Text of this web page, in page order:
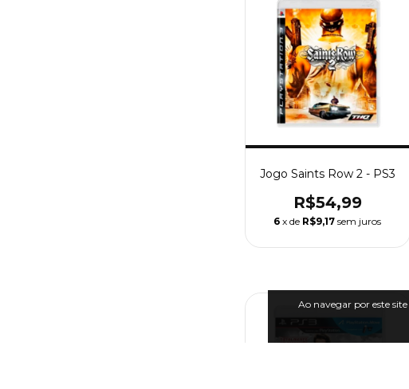
Ao navegar por este site
Jogo Saints Row 2 - PS3
R$54,99
6 x de R$9,17 sem juros